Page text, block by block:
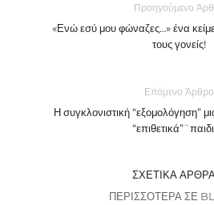
Προηγούμενο
«Ενώ εσύ μου φώναζες…» ένα
τους γονείς!
Επόμενο Άρθρο
Η συγκλονιστική “εξομολόγηση”
ΣΧΕΤΙΚΆ
ΠΕΡΙΣΣΌΤΕΡΑ ΣΕ